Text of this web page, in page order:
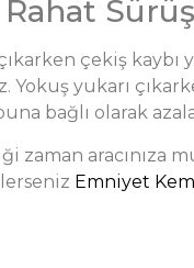
Rahat
çekiş
yukarı
bağlı olarak
aracınıza
Emniyet